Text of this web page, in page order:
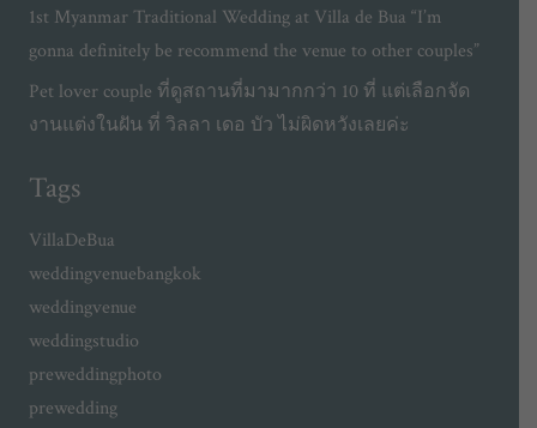
1st Myanmar Traditional Wedding at Villa de Bua “I’m
gonna definitely be recommend the venue to other couples”
Pet lover couple ที่ดูสถานที่มามากกว่า 10 ที่ แต่เลือกจัด
งานแต่งในฝัน ที่ วิลลา เดอ บัว ไม่ผิดหวังเลยค่ะ
Tags
VillaDeBua
weddingvenuebangkok
weddingvenue
weddingstudio
preweddingphoto
prewedding